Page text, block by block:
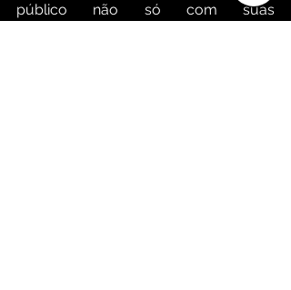
público não só com suas